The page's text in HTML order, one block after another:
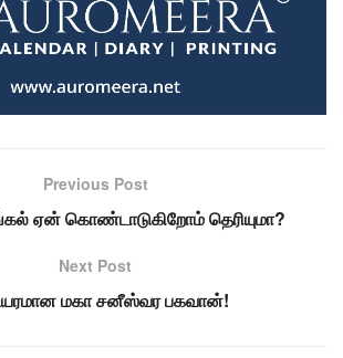
Previous Post
ஏன் கொண்டாடுகிறோம் தெரியுமா?
Next Post
மகா சனீஸ்வர பகவான்!